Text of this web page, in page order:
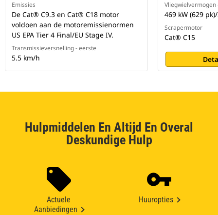
Emissies
De Cat® C9.3 en Cat® C18 motor
voldoen aan de motoremissienormen
US EPA Tier 4 Final/EU Stage IV.
Transmissieversnelling - eerste
5.5 km/h
469 kW (629
Scrapermotor
Cat® C15
Hulpmiddelen En Altijd En Overal
Deskundige Hulp
Actuele
Aanbiedingen
Huuropties